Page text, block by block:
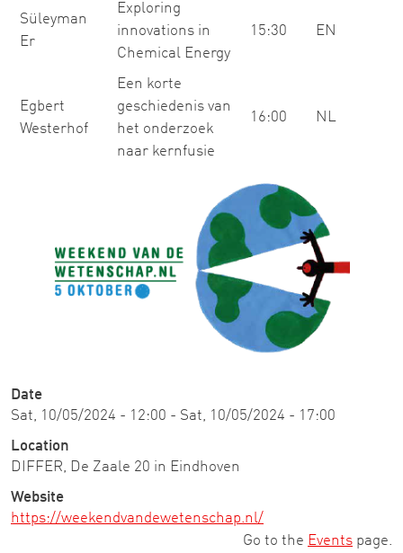
Süleyman
Er
Exploring
innovations in
Chemical Energy
15:30 EN
Egbert
Westerhof
Een korte
geschiedenis van
het onderzoek
naar kernfusie
16:00 NL
Date
Sat, 10/05/2024 - 12:00 - Sat, 10/05/2024 - 17:00
Location
DIFFER, De Zaale 20 in Eindhoven
Website
https://weekendvandewetenschap.nl/
Go to the Events page.